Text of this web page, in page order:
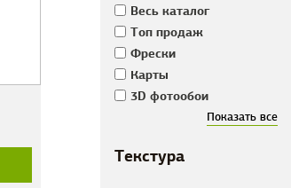
Весь каталог
Tоп продаж
Фрески
Карты
3D фотообои
Текстура